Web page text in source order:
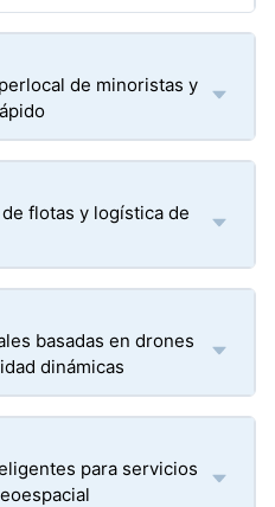
de minoristas y
flotas y logística de
basadas en drones
dinámicas
para servicios